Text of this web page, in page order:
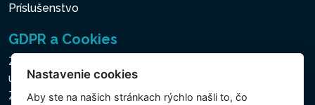
Príslušenstvo
GDPR a Cookies
Zásady ochrany osobných a ďalších spracovávaných
údajov
Zásady používania súborov cookies
Nastavenie cookies
Aby ste na našich stránkach rýchlo našli to, čo